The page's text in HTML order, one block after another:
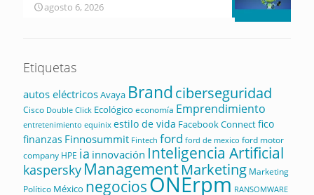
agosto 6, 2026
Etiquetas
autos eléctricosAvaya Brandciberseguridad
Cisco Double Click Ecológico economía Emprendimiento
entretenimiento equinix estilo de vida Facebook Connectfico
finanzas Finnosummit Fintech ford ford de mexico ford motor
company HPE ia innovación Inteligencia Artificial
kaspersky ManagementMarketing Marketing
Político México negociosONErpm RANSOMWARE